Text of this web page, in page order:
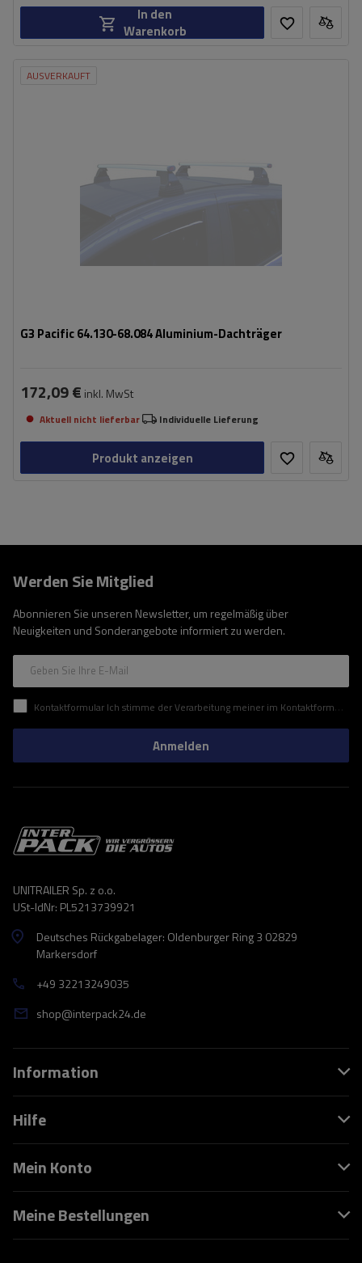
In den
Warenkorb
AUSVERKAUFT
G3 Pacific 64.130-68.084 Aluminium-Dachträger
172,09 € inkl. MwSt
Aktuell nicht lieferbar Individuelle Lieferung
Produkt anzeigen
Werden Sie Mitglied
Abonnieren Sie unseren Newsletter, um regelmäßig über
Neuigkeiten und Sonderangebote informiert zu werden.
Geben Sie Ihre E-Mail
Kontaktformular Ich stimme der Verarbeitung meiner im Kontaktformular enthaltenen personenbezogenen Daten gemäß der Verordnung (EU) des Europäischen Parlaments und des Rates zu.
Anmelden
UNITRAILER Sp. z o.o.
USt-IdNr: PL5213739921
Deutsches Rückgabelager: Oldenburger Ring 3 02829
Markersdorf
+49 32213249035
shop@interpack24.de
Information
Hilfe
Mein Konto
Meine Bestellungen